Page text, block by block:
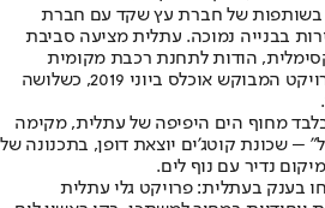
בשותפות של חברת עץ שקד עם חברת
ישראל, כולל כ-376 דירות בבנייה נמוכה. עתלית מציעה סביבת
הודות לתחנת רכבת מקומית
ולמחלף נוח לכביש החוף. הפרויקט המבוקש אוכלס ביוני 2019, כשלושה
של 200 מטר בלבד מחוף הים היפיפה של עתלית, מקימה
– שכונת קוטג'ים יוצאת דופן, בתכנונה של
נדיר עם נוף לים.
בענק בעתלית: פרויקט גלי עתלית